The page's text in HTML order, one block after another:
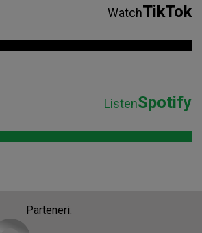
WatchTikTok
ListenSpotify
Parteneri: